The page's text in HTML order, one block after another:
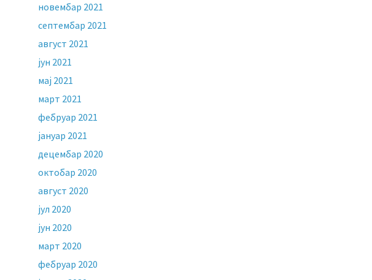
новембар 2021
септембар 2021
август 2021
јун 2021
мај 2021
март 2021
фебруар 2021
јануар 2021
децембар 2020
октобар 2020
август 2020
јул 2020
јун 2020
март 2020
фебруар 2020